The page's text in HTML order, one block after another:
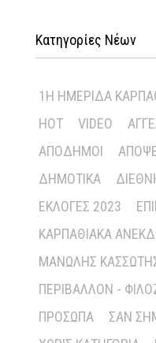
Κατηγορίες Νέων
1Η ΗΜΕΡΊΔΑ
HOT
VIDEO
ΑΠΌΔΗΜΟΙ
ΔΗΜΟΤΙΚΆ
ΕΚΛΟΓΈΣ 2023
ΚΑΡΠΑΘΙΑΚΆ
ΜΑΝΏΛΗΣ
ΠΕΡΙΒΆΛΛΟΝ -
ΠΡΌΣΩΠΑ
ΣΑΝ